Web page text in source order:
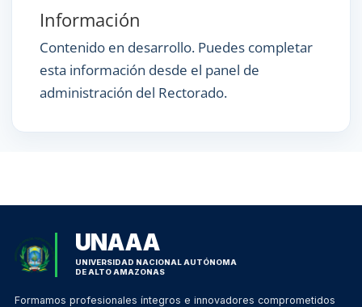
Información
Contenido en desarrollo. Puedes completar
esta información desde el panel de
administración del Rectorado.
UNAAA
UNIVERSIDAD NACIONAL AUTÓNOMA
DE ALTO AMAZONAS
Formamos profesionales íntegros e innovadores comprometidos